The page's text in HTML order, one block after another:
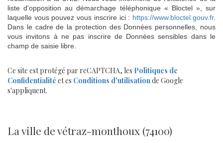
liste d'opposition au démarchage téléphonique « Bloctel », sur
laquelle vous pouvez vous inscrire ici : https://www.bloctel.gouv.fr.
Dans le cadre de la protection des Données personnelles, nous
vous invitons à ne pas inscrire de Données sensibles dans le
champ de saisie libre.
Ce site est protégé par reCAPTCHA, les Politiques de
Confidentialité et es Conditions d'utilisationde Google
s'appliquent.
la ville de vétraz-monthoux (74100)